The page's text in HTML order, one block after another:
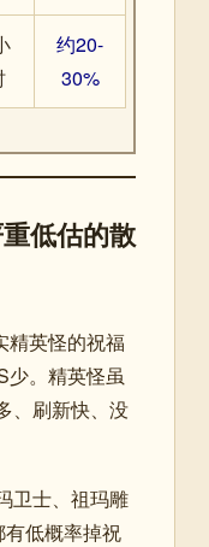
约20-
30%
低估的散
精英怪的祝福
少。精英怪虽
、刷新快、没
卫士、祖玛雕
有低概率掉祝